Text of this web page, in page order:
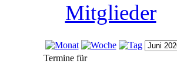
Mitglieder
Termine für